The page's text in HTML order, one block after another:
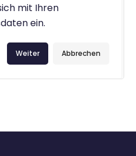
mit Ihren
ein.
Abbrechen
Weiter